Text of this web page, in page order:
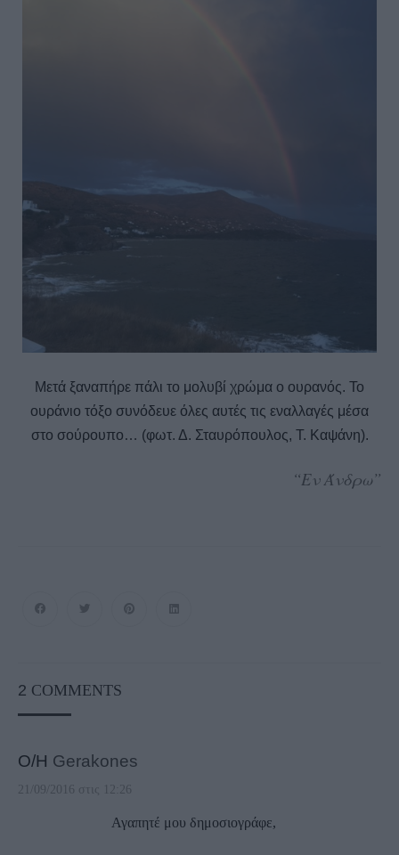
Μετά ξαναπήρε πάλι το μολυβί χρώμα ο ουρανός. Το
ουράνιο τόξο συνόδευε όλες αυτές τις εναλλαγές μέσα
στο σούρουπο… (φωτ. Δ. Σταυρόπουλος, Τ. Καψάνη).
“Εν Άνδρω”
2 COMMENTS
Ο/Η Gerakones
21/09/2016 στις 12:26
Αγαπητέ μου δημοσιογράφε,